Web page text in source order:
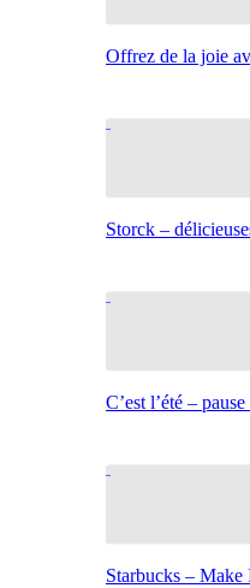
Offrez de la joie
Storck –
C’est l’été –
Starbucks – Make